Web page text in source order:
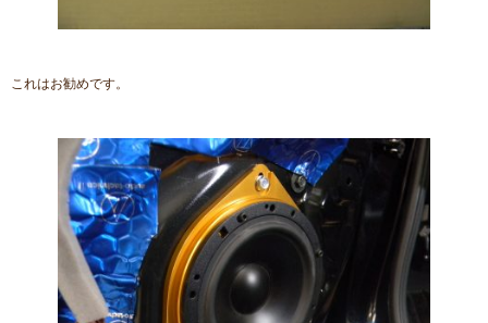
これはお勧めです。